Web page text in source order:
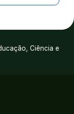
Ciência e